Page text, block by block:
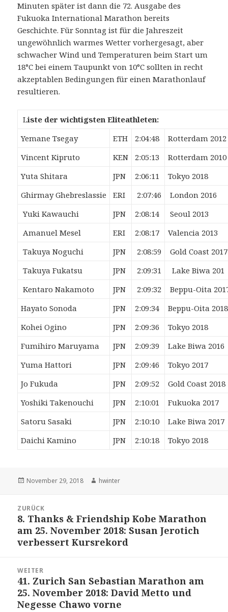
Minuten später ist dann die 72. Ausgabe des
Fukuoka International Marathon bereits
Geschichte. Für Sonntag ist für die Jahreszeit
ungewöhnlich warmes Wetter vorhergesagt, aber
schwacher Wind und Temperaturen beim Start um
18°C bei einem Taupunkt von 10°C sollten in recht
akzeptablen Bedingungen für einen Marathonlauf
resultieren.
Liste der wichtigsten Eliteathleten:
Yemane Tsegay
ETH 2:04:48
Rotterdam 2012
Vincent Kipruto
KEN 2:05:13
Rotterdam 2010
Yuta Shitara
JPN 2:06:11
Tokyo 2018
Ghirmay Ghebreslassie
ERI 2:07:46
London 2016
Yuki Kawauchi
JPN 2:08:14
Seoul 2013
Amanuel Mesel
ERI 2:08:17
Valencia 2013
Takuya Noguchi
JPN 2:08:59
Gold Coast 2017
Takuya Fukatsu
JPN 2:09:31
Lake Biwa 201
Kentaro Nakamoto
JPN 2:09:32
Beppu-Oita
Hayato Sonoda
JPN 2:09:34
Beppu-Oita 2018
Kohei Ogino
JPN 2:09:36
Tokyo 2018
Fumihiro Maruyama
JPN 2:09:39
Lake Biwa 2016
Yuma Hattori
JPN 2:09:46
Tokyo 2017
Jo Fukuda
JPN 2:09:52
Gold Coast 2018
Yoshiki Takenouchi
JPN 2:10:01
Fukuoka 2017
Satoru Sasaki
JPN 2:10:10
Lake Biwa 2017
Daichi Kamino
JPN 2:10:18 Tokyo 2018
Veröffentlicht
November 29, 2018 Autor
hwinter
Navigation
ZURÜCK
Vorheriger
Beitrag:
8. Thanks & Friendship Kobe Marathon
am 25. November 2018: Susan Jerotich
verbessert Kursrekord
WEITER
Nächster
Beitrag:
41. Zurich San Sebastian Marathon am
25. November 2018: David Metto und
Negesse Chawo vorne